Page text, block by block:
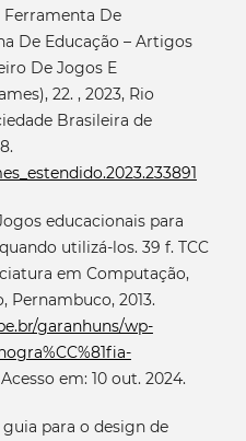
De
De Educação – Artigos
De Jogos E
22. , 2023, Rio
Brasileira de
educacionais para
utilizá-los. 39 f. TCC
em Computação,
Pernambuco, 2013.
garanhuns/wp-
em: 10 out. 2024.
guia para o design de